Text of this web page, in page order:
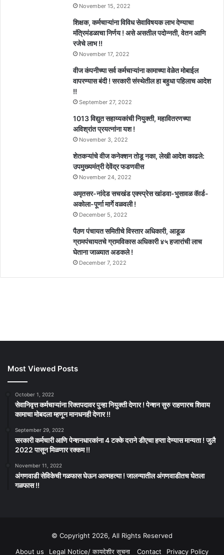
November 15, 2022
शिक्षक, कर्मचाऱ्यांना विविध सेवाविषयक लाभ देण्याचा
मंत्रिमंडळाचा निर्णय ! असे असतील पदोन्नती, वेतन आणि
रजेचे लाभ !!
November 17, 2022
वीज कंपनीच्या सर्व कर्मचाऱ्यांना कामाच्या वेळेत मोबाईल
वापरण्यास बंदी ! सरकारी संस्थेतील हा बहुधा पहिलाच आदेश
!!
September 27, 2022
1013 विद्युत सहाय्यकांची नियुक्ती, महावितरणच्या
अविश्रांत प्रयत्नांना यश !
November 3, 2022
शेतकऱ्यांचे वीज कनेक्शन तोडू नका, लेखी आदेश काढले:
उपमुख्यमंत्री देवेंद्र फडणवीस
November 24, 2022
अमृतसर-नांदेड सचखंड एक्स्प्रेस खांडवा-भुसावळ कॅार्ड-
अकोला-पूर्णा मार्गे वळवली !
December 5, 2022
पैठण पंचायत समितीचे विस्तार अधिकारी, आडूळ
ग्रामपंचायतचे ग्रामविकास अधिकारी ४५ हजारांची लाच
घेताना जाळ्यात अडकले !
December 7, 2022
Most Viewed Posts
October 1, 2022
सेवानिवृत्त कर्मचाऱ्यांना रिक्तपदावर पुन्हा नियुक्ती देणार ! पेन्शन सुरु राहणारच शिवाय
कामाचा मोबदला म्हणून मानधनही देणार !!
September 29, 2022
सरकारी कर्मचारी आणि पेन्शनधारकांना 4 टक्के दराने डीएचा हप्ता देण्यास मान्यता ! जुलै
2022 पासून मिळणार रक्कम !!
November 11, 2022
अंगणवाडी सेविकेची गळफास घेऊन आत्महत्या ! जालन्यातील अंगणवाडीतच घेतला
गळफास !!
© Copyright 2026, All Rights Reserved
About us
Legal Notice/ कायदेशीर सूचना Contact Privacy Policy